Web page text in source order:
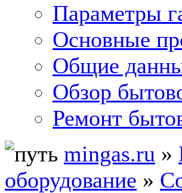
Параметры
Основные
Общие
Обзор
Ремонт
mingas.ru »
оборудование »